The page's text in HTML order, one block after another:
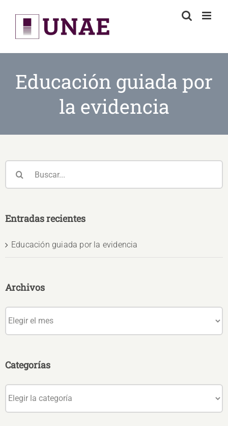
content
Educación guiada por
la evidencia
Entradas recientes
Educación guiada por la evidencia
Archivos
Categorías